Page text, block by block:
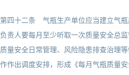
第四十二条 气瓶生产单位应当建立气
负责人要每月至少听取一次质量安全总
质量安全日常管理、风险隐患排查治理
作作出调度安排，形成《每月气瓶质量安